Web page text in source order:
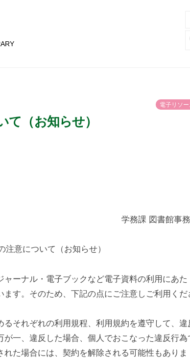
OPAC（本学蔵書検索）
TUS Discovery（統合検索）
説明・動画マニュアル
電子リ ソ ー
て（お知らせ）
学務課 図書館事
注意について（お知らせ）
ーナル・電子ブックなど電子資料の利用にあた
す。そのため、下記の点にご注意しご利用くだ
それぞれの利用規程、利用規約を遵守して、違
一、違反した場合、個人でおこなった違反行為
た場合には、契約を解除される可能性もありま